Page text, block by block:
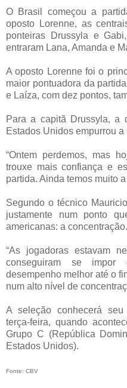
O Brasil começou a
oposto Lorenne, as
ponteiras Drussyla e
entraram Lana, Amanda e
A oposto Lorenne foi o
maior pontuadora da
e Laíza, com dez pontos,
Para a capitã Drussyla, a
Estados Unidos empurrou
“Ontem perdemos, mas
trouxe mais confiança e
partida. Ainda temos muito
Segundo o técnico
justamente num ponto
americanas: a concentração.
“As jogadoras estavam
conseguiram se
desempenho melhor até o
num alto nível de
A seleção conhecerá
terça-feira, quando
Grupo C (República
Estados Unidos).
Fonte: CBV